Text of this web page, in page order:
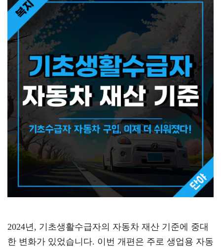
2024년, 기초생활수급자의 자동차 재산 기준에 중대
한 변화가 있었습니다. 이번 개편은 주로 생업용 자동